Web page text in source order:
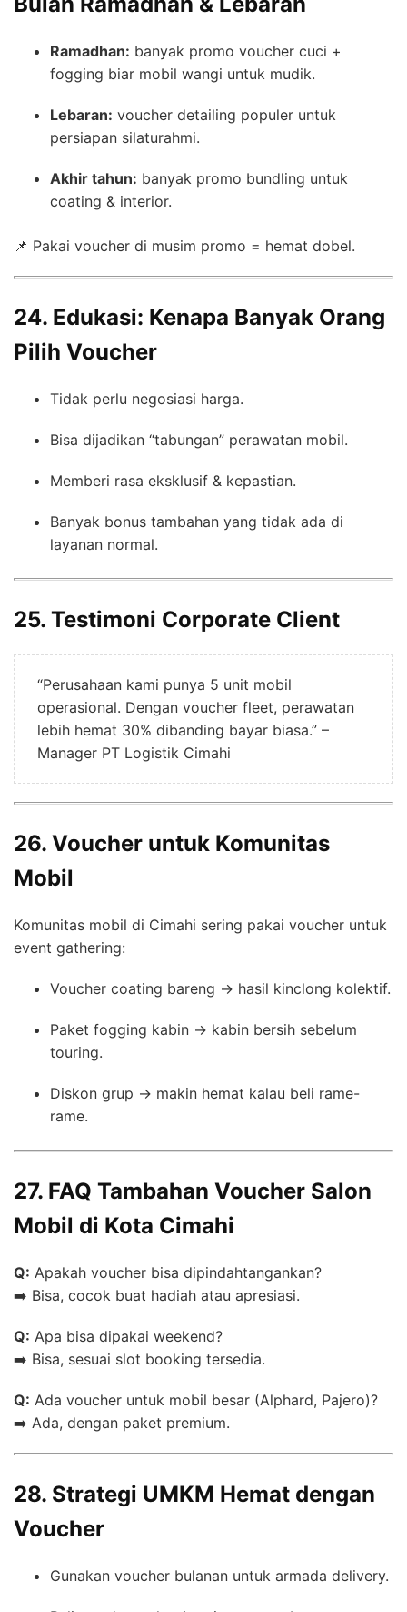
Ramadhan: banyak promo voucher cuci +
fogging biar mobil wangi untuk mudik.
Lebaran: voucher detailing populer untuk
persiapan silaturahmi.
Akhir tahun: banyak promo bundling untuk
coating & interior.
📌 Pakai voucher di musim promo = hemat dobel.
24. Edukasi: Kenapa Banyak Orang
Pilih Voucher
Tidak perlu negosiasi harga.
Bisa dijadikan “tabungan” perawatan mobil.
Memberi rasa eksklusif & kepastian.
Banyak bonus tambahan yang tidak ada di
layanan normal.
25. Testimoni Corporate Client
“Perusahaan kami punya 5 unit mobil
operasional. Dengan voucher fleet, perawatan
lebih hemat 30% dibanding bayar biasa.” –
Manager PT Logistik Cimahi
26. Voucher untuk Komunitas
Mobil
Komunitas mobil di Cimahi sering pakai voucher untuk
event gathering:
Voucher coating bareng → hasil kinclong kolektif.
Paket fogging kabin → kabin bersih sebelum
touring.
Diskon grup → makin hemat kalau beli rame-
rame.
27. FAQ Tambahan Voucher Salon
Mobil di Kota Cimahi
Q: Apakah voucher bisa dipindahtangankan?
➡️ Bisa, cocok buat hadiah atau apresiasi.
Q: Apa bisa dipakai weekend?
➡️ Bisa, sesuai slot booking tersedia.
Q: Ada voucher untuk mobil besar (Alphard, Pajero)?
➡️ Ada, dengan paket premium.
28. Strategi UMKM Hemat dengan
Voucher
Gunakan voucher bulanan untuk armada delivery.